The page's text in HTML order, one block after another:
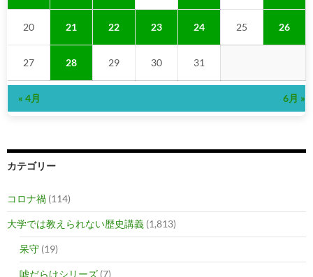
20 21 22 23 24 25 26
27 28 29 30 31
« 4月 6月 »
カテゴリー
コロナ禍 (114)
大学では教えられない歴史講義 (1,813)
呆守 (19)
嘘だらけシリーズ (7)